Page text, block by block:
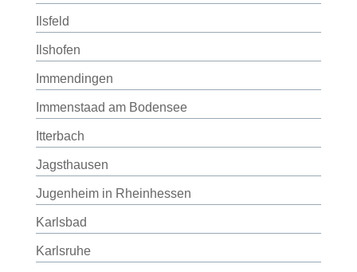
Ilsfeld
Ilshofen
Immendingen
Immenstaad am Bodensee
Itterbach
Jagsthausen
Jugenheim in Rheinhessen
Karlsbad
Karlsruhe